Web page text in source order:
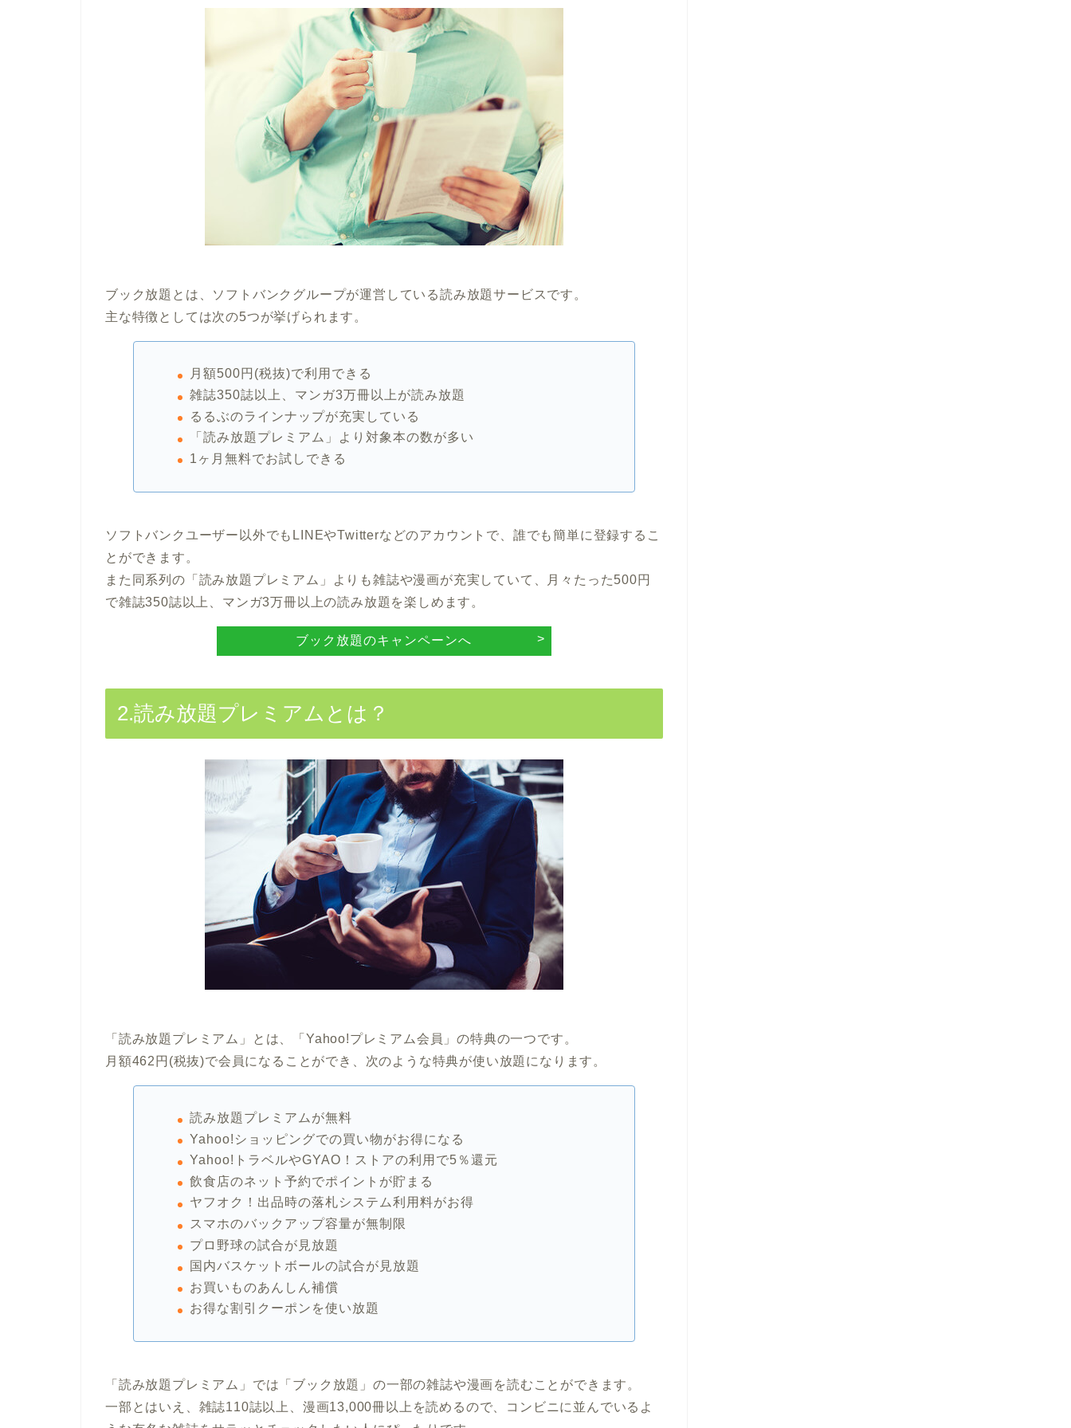
ブック放題とは、ソフトバンクグループが運営している読み放題サービスです。
主な特徴としては次の5つが挙げられます。
月額500円(税抜)で利用できる
雑誌350誌以上、マンガ3万冊以上が読み放題
るるぶのラインナップが充実している
「読み放題プレミアム」より対象本の数が多い
1ヶ月無料でお試しできる
ソフトバンクユーザー以外でもLINEやTwitterなどのアカウントで、誰でも簡単に登録するこ
とができます。
また同系列の「読み放題プレミアム」よりも雑誌や漫画が充実していて、月々たった500円
で雑誌350誌以上、マンガ3万冊以上の読み放題を楽しめます。
ブック放題のキャンペーンへ
2.読み放題プレミアムとは？
「読み放題プレミアム」とは、「Yahoo!プレミアム会員」の特典の一つです。
月額462円(税抜)で会員になることができ、次のような特典が使い放題になります。
読み放題プレミアムが無料
Yahoo!ショッピングでの買い物がお得になる
Yahoo!トラベルやGYAO！ストアの利用で5％還元
飲食店のネット予約でポイントが貯まる
ヤフオク！出品時の落札システム利用料がお得
スマホのバックアップ容量が無制限
プロ野球の試合が見放題
国内バスケットボールの試合が見放題
お買いものあんしん補償
お得な割引クーポンを使い放題
「読み放題プレミアム」では「ブック放題」の一部の雑誌や漫画を読むことができます。
一部とはいえ、雑誌110誌以上、漫画13,000冊以上を読めるので、コンビニに並んでいるよ